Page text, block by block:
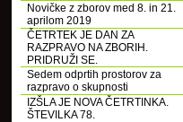
Novičke z zborov med 8. in 21.
aprilom 2019
ČETRTEK JE DAN ZA
RAZPRAVO NA ZBORIH.
PRIDRUŽI SE.
Sedem odprtih prostorov za
razpravo o skupnosti
IZŠLA JE NOVA ČETRTINKA.
ŠTEVILKA 78.